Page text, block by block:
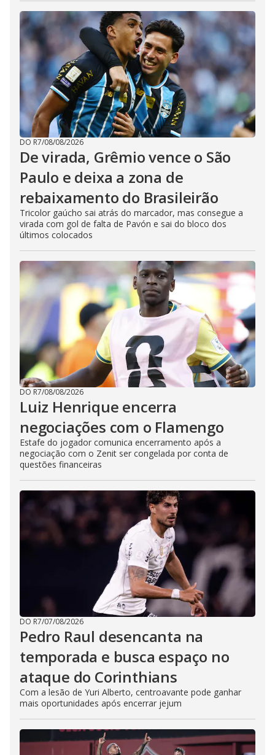
DO R7/08/08/2026
De virada, Grêmio vence o São
Paulo e deixa a zona de
rebaixamento do Brasileirão
Tricolor gaúcho sai atrás do marcador, mas consegue a
virada com gol de falta de Pavón e sai do bloco dos
últimos colocados
DO R7/08/08/2026
Luiz Henrique encerra
negociações com o Flamengo
Estafe do jogador comunica encerramento após a
negociação com o Zenit ser congelada por conta de
questões financeiras
DO R7/07/08/2026
Pedro Raul desencanta na
temporada e busca espaço no
ataque do Corinthians
Com a lesão de Yuri Alberto, centroavante pode ganhar
mais oportunidades após encerrar jejum